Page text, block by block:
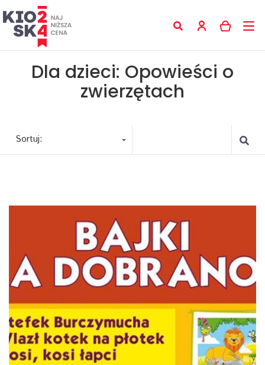
Dla dzieci: Opowieści o
zwierzętach
Sortuj: